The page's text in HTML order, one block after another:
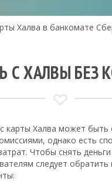
Халва в банкомате
С ХАЛВЫ БЕЗ
карты Халва может быть
однако есть
Чтобы снять
следует обратить